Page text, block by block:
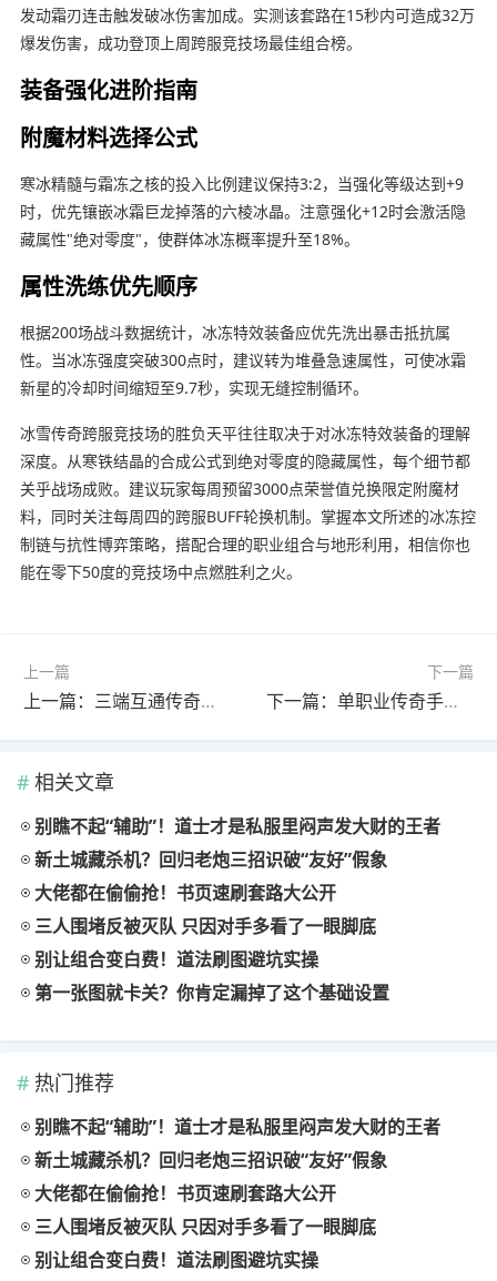
发动霜刃连击触发破冰伤害加成。实测该套路在15秒内可造成32万
爆发伤害，成功登顶上周跨服竞技场最佳组合榜。
装备强化进阶指南
附魔材料选择公式
寒冰精髓与霜冻之核的投入比例建议保持3:2，当强化等级达到+9
时，优先镶嵌冰霜巨龙掉落的六棱冰晶。注意强化+12时会激活隐
藏属性"绝对零度"，使群体冰冻概率提升至18%。
属性洗练优先顺序
根据200场战斗数据统计，冰冻特效装备应优先洗出暴击抵抗属
性。当冰冻强度突破300点时，建议转为堆叠急速属性，可使冰霜
新星的冷却时间缩短至9.7秒，实现无缝控制循环。
冰雪传奇跨服竞技场的胜负天平往往取决于对冰冻特效装备的理解
深度。从寒铁结晶的合成公式到绝对零度的隐藏属性，每个细节都
关乎战场成败。建议玩家每周预留3000点荣誉值兑换限定附魔材
料，同时关注每周四的跨服BUFF轮换机制。掌握本文所述的冰冻控
制链与抗性博弈策略，搭配合理的职业组合与地形利用，相信你也
能在零下50度的竞技场中点燃胜利之火。
上一篇
上一篇：三端互通传奇手游网推荐：5月新服限时BOSS刷新时间表
下一篇
下一篇：单职业传奇手游装备进阶路线：新服首周武器强化优先级
相关文章
别瞧不起“辅助”！道士才是私服里闷声发大财的王者
新土城藏杀机？回归老炮三招识破“友好”假象
大佬都在偷偷抢！书页速刷套路大公开
三人围堵反被灭队 只因对手多看了一眼脚底
别让组合变白费！道法刷图避坑实操
第一张图就卡关？你肯定漏掉了这个基础设置
热门推荐
别瞧不起“辅助”！道士才是私服里闷声发大财的王者
新土城藏杀机？回归老炮三招识破“友好”假象
大佬都在偷偷抢！书页速刷套路大公开
三人围堵反被灭队 只因对手多看了一眼脚底
别让组合变白费！道法刷图避坑实操